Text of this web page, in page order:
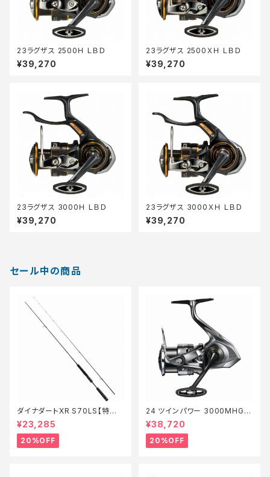
23ラグザス 2500Ｈ ＬＢＤ
¥39,270
23ラグザス 2500ＸＨ ＬＢＤ
¥39,270
23ラグザス 3000Ｈ ＬＢＤ
¥39,270
23ラグザス 3000ＸＨ ＬＢＤ
¥39,270
セール中の商品
ダイナダートXR S70LS【特価
ロッド】【20】
¥23,285
20%OFF
24 ツインパワー 3000MHG
【特価リール】【20】
¥38,720
20%OFF